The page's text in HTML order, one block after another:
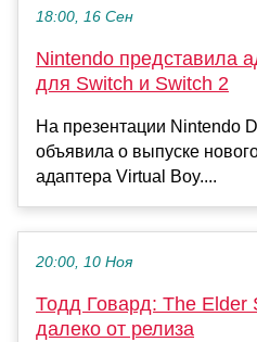
18:00, 16 Сен
Nintendo представила
для Switch и Switch 2
На презентации Nintendo
объявила о выпуске
адаптера Virtual Boy....
20:00, 10 Ноя
Тодд Говард: The Elder
далеко от релиза